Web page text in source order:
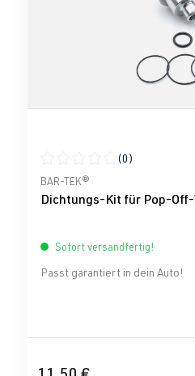
Durchschnittliche
(0)
BAR-TEK®
Dichtungs-Kit für Pop-
Sofort versandfertig!
Passt garantiert in dein Auto!